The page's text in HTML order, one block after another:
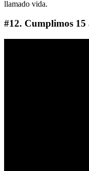
llamado vida.
#12. Cumplimos